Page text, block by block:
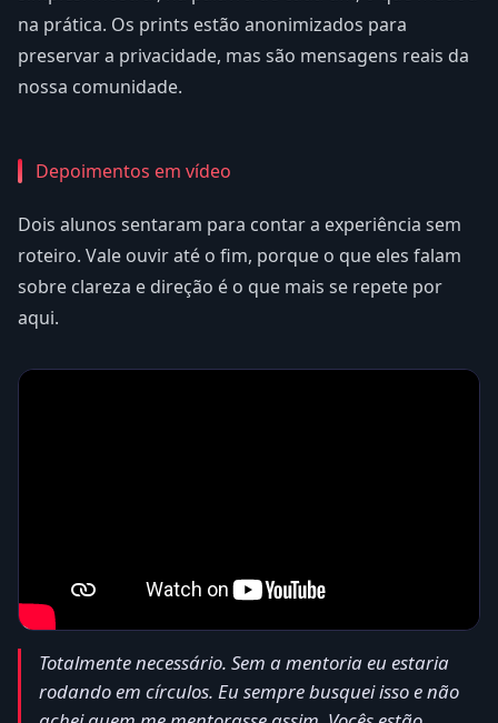
na prática. Os prints estão anonimizados para
preservar a privacidade, mas são mensagens reais da
nossa comunidade.
Depoimentos em vídeo
Dois alunos sentaram para contar a experiência sem
roteiro. Vale ouvir até o fim, porque o que eles falam
sobre clareza e direção é o que mais se repete por
aqui.
Totalmente necessário. Sem a mentoria eu estaria
rodando em círculos. Eu sempre busquei isso e não